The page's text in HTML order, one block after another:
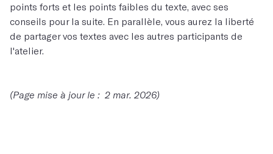
points forts et les points faibles du texte, avec ses
conseils pour la suite. En parallèle, vous aurez la liberté
de partager vos textes avec les autres participants de
l'atelier.
(Page mise à jour le : 2 mar. 2026)